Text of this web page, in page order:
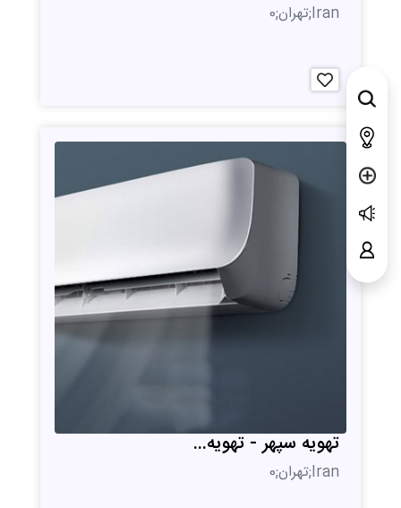
Iran;تهران;0
تهویه سپهر - تهویه...
Iran;تهران;0